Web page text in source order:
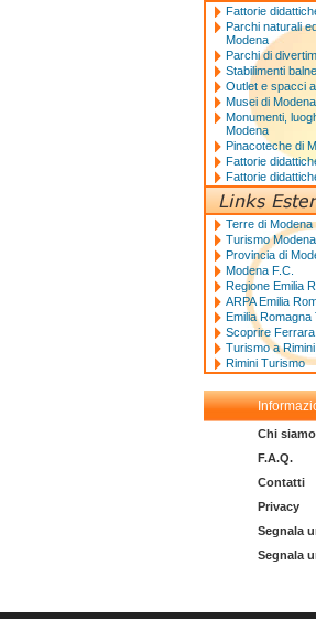
Fattorie
Parchi naturali
Modena
Parchi di
Stabilimenti
Outlet e spacci
Musei di Modena
Monumenti,
Modena
Pinacoteche di
Fattorie
Fattorie
Terre di Modena
Turismo Modena
Provincia di
Modena F.C.
Regione Emilia
ARPA Emilia
Emilia Romagna
Scoprire Ferrara
Turismo a Rimini
Rimini Turismo
Chi siamo
F.A.Q.
Contatti
Privacy
Segnala
Segnala